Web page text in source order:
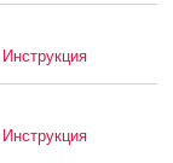
Инструкция
Инструкция